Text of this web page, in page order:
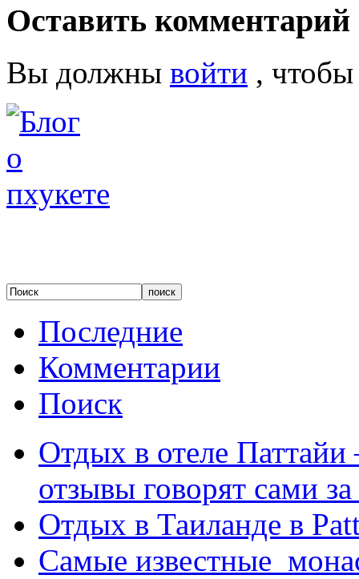
Оставить комментарий
Вы должны войти ,
Последние
Комментарии
Поиск
Отдых в отеле
отзывы говорят сами за
Отдых в Таиланде в
Самые известные